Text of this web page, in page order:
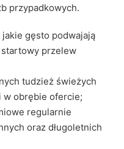
przypadkowych.
gęsto podwajają
przelew
tudzież świeżych
w obrębie ofercie;
regularnie
oraz długoletnich